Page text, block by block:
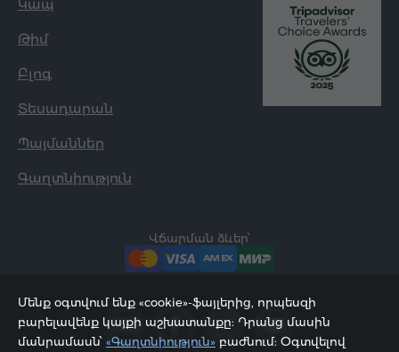
Կապ
Թիմ
Բլոգ
Տեսադարան
Պայմաններ
Գաղտնիություն
Վճարման ձևեր՝
Մենք օգտվում ենք «cookie»-ֆայլերից, որպեսզի
բարելավենք կայքի աշխատանքը: Դրանց մասին
մանրամասն՝ «Գաղտնիություն» բաժնում: Օգտվելով